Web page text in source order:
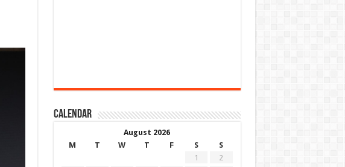
Calendar
August 2026
M
T W T F S
S
1
2